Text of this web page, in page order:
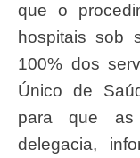
que o
hospitais sob
100% dos
Único de
para que
delegacia,